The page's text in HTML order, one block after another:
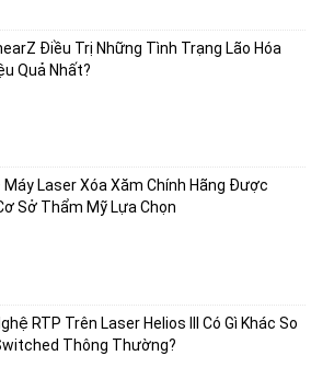
cần can thiệp xâm lấn.
hình cơ thể
mặt, Ultraskin Tightan còn được sử
trình giảm mỡ tại các vùng như bụng,
cằm. Với chế độ phát xung dạng linear,
tác động sâu vào mô mỡ dưới da, hỗ trợ
đẩy quá trình đào thải tự nhiên của cơ
còn kích thích co rút collagen tại vùng
sau khi giảm mỡ. Nhờ đó, thiết bị mang
– vừa hỗ trợ giảm mỡ, vừa cải thiện độ
nên gọn gàng và cân đối hơn mà không
Điều Trị Những Tình Trạng Lão Hóa
Quả Nhất?
Máy Laser Xóa Xăm Chính Hãng Được
Sở Thẩm Mỹ Lựa Chọn
RTP Trên Laser Helios III Có Gì Khác So
Thông Thường?